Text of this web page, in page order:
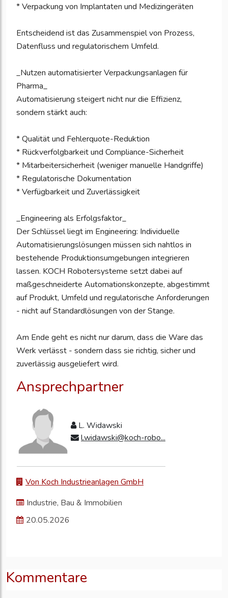
* Verpackung von Implantaten und Medizingeräten
Entscheidend ist das Zusammenspiel von Prozess,
Datenfluss und regulatorischem Umfeld.
_Nutzen automatisierter Verpackungsanlagen für
Pharma_
Automatisierung steigert nicht nur die Effizienz,
sondern stärkt auch:
* Qualität und Fehlerquote-Reduktion
* Rückverfolgbarkeit und Compliance-Sicherheit
* Mitarbeitersicherheit (weniger manuelle Handgriffe)
* Regulatorische Dokumentation
* Verfügbarkeit und Zuverlässigkeit
_Engineering als Erfolgsfaktor_
Der Schlüssel liegt im Engineering: Individuelle
Automatisierungslösungen müssen sich nahtlos in
bestehende Produktionsumgebungen integrieren
lassen. KOCH Robotersysteme setzt dabei auf
maßgeschneiderte Automationskonzepte, abgestimmt
auf Produkt, Umfeld und regulatorische Anforderungen
- nicht auf Standardlösungen von der Stange.
Am Ende geht es nicht nur darum, dass die Ware das
Werk verlässt - sondern dass sie richtig, sicher und
zuverlässig ausgeliefert wird.
Ansprechpartner
L. Widawski
l.widawski@koch-robo...
Von Koch Industrieanlagen GmbH
Industrie, Bau & Immobilien
20.05.2026
Kommentare